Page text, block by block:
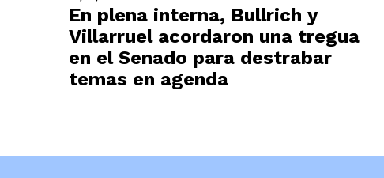
En plena interna, Bullrich y
Villarruel acordaron una tregua
en el Senado para destrabar
temas en agenda